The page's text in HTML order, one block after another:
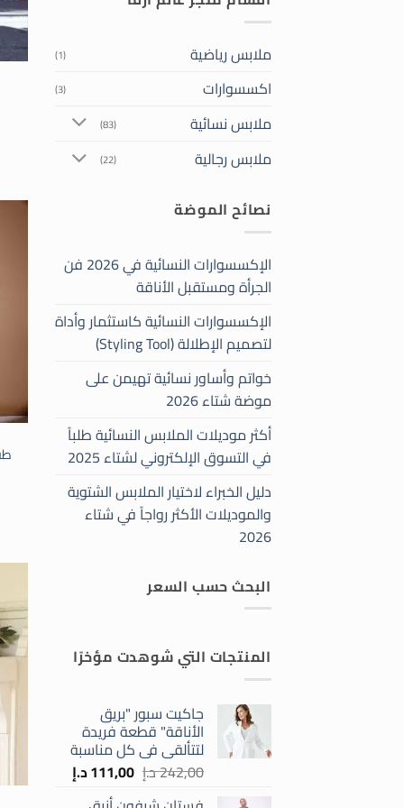
ملابس رياضية (1)
اكسسوارات (3)
ملابس نسائية (83)
ملابس رجالية (22)
نصائح الموضة
الإكسسوارات النسائية في 2026 فن
الجرأة ومستقبل الأناقة
الإكسسوارات النسائية كاستثمار وأداة
لتصميم الإطلالة (Styling Tool)
خواتم وأساور نسائية تهيمن على
موضة شتاء 2026
أكثر موديلات الملابس النسائية طلباً
في التسوق الإلكتروني لشتاء 2025
دليل الخبراء لاختيار الملابس الشتوية
والموديلات الأكثر رواجاً في شتاء
2026
البحث حسب السعر
المنتجات التي شوهدت مؤخرًا
جاكيت سبور "بريق
الأناقة" قطعة فريدة
لتتألقي في كل مناسبة
242,00د.إ السعر
الأصلي
111,00د.إالسعر
الحالي